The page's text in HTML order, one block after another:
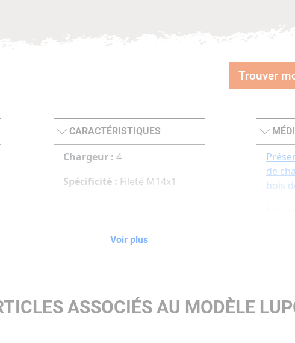
Trouver
CARACTÉRISTIQUES
Chargeur : 4
Spécificité : Fileté M14x1
de
bois
Voir plus
ASSOCIÉS AU MODÈLE